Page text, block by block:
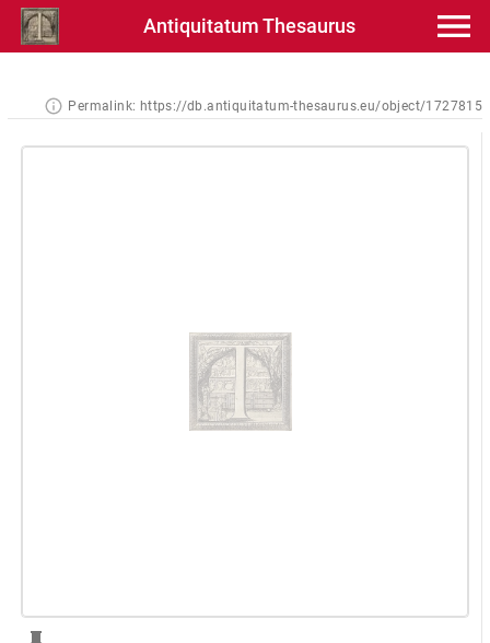
Antiquitatum Thesaurus
Permalink: https://db.antiquitatum-thesaurus.eu/object/1727815